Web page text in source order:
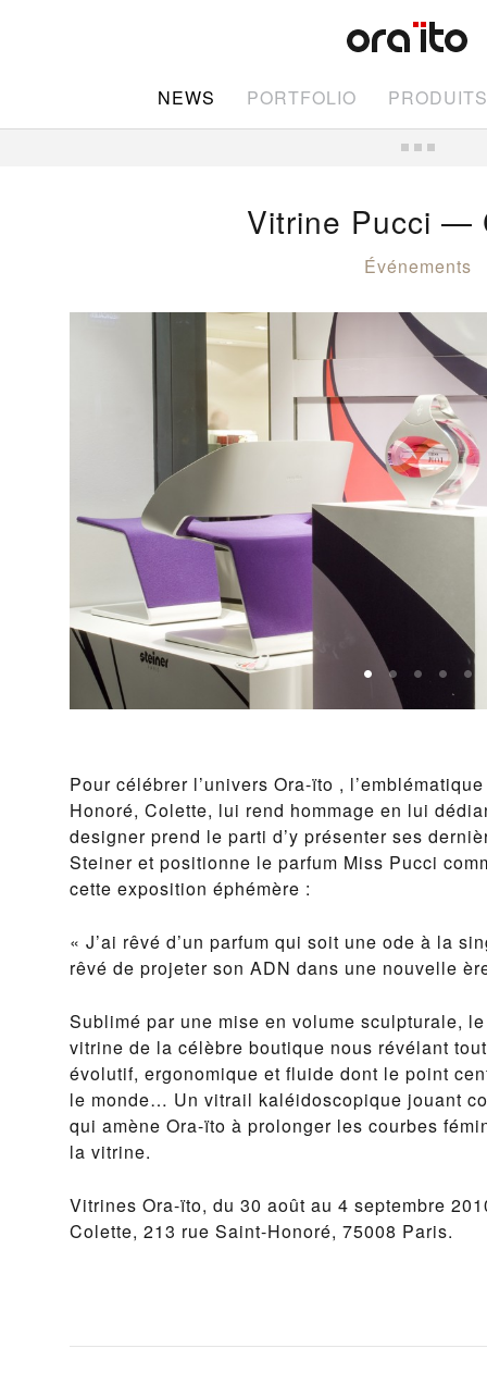
NEWS PORTFOLIO PRODUITS
Vitrine Pucci —
Événements
Pour célébrer l’univers Ora-ïto ,
Honoré, Colette, lui rend hommage en lui
designer prend le parti d’y présenter ses
Steiner et positionne le parfum Miss Pucci
cette exposition éphémère :
« J’ai rêvé d’un parfum qui soit une ode à la
rêvé de projeter son ADN dans une nouvelle
Sublimé par une mise en volume sculpturale,
vitrine de la célèbre boutique nous révélant
évolutif, ergonomique et fluide dont le point
le monde… Un vitrail kaléidoscopique jouant
qui amène Ora-ïto à prolonger les courbes
la vitrine.
Vitrines Ora-ïto, du 30 août au 4 septembre
Colette, 213 rue Saint-Honoré, 75008 Paris.